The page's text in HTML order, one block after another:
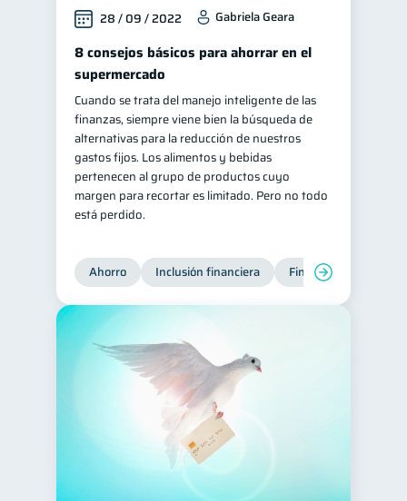
28 / 09 / 2022 Gabriela Geara
8 consejos básicos para ahorrar en el
supermercado
Cuando se trata del manejo inteligente de las
finanzas, siempre viene bien la búsqueda de
alternativas para la reducción de nuestros
gastos fijos. Los alimentos y bebidas
pertenecen al grupo de productos cuyo
margen para recortar es limitado. Pero no todo
está perdido.
Ahorro Inclusión financiera Finanzas para jóvenes